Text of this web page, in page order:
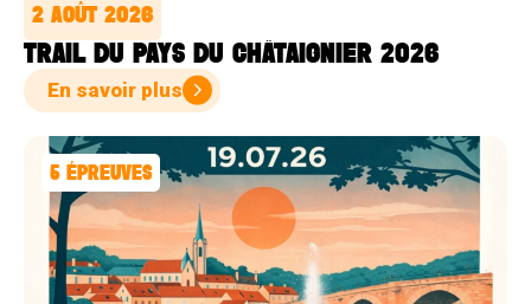
2 AOÛT 2026
TRAIL DU PAYS DU CHÂTAIGNIER 2026
En savoir plus
5 ÉPREUVES